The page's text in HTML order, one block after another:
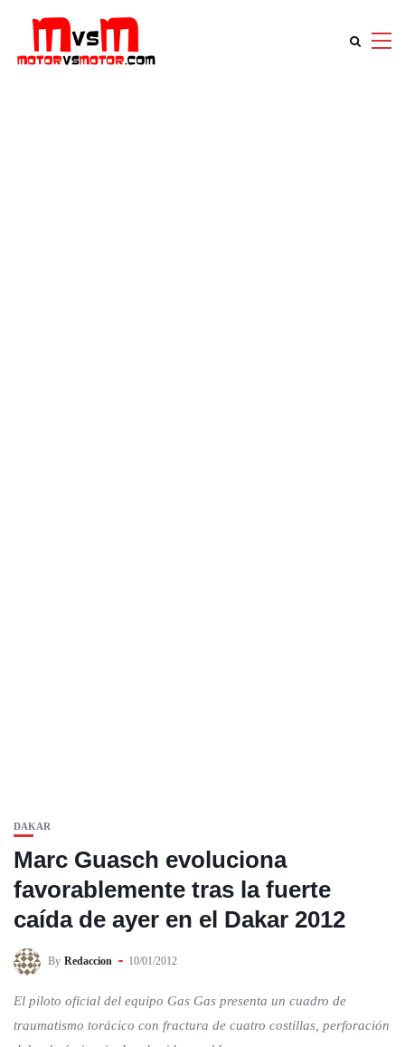
DAKAR
Marc Guasch evoluciona
favorablemente tras la fuerte
caída de ayer en el Dakar 2012
By Redaccion 10/01/2012
El piloto oficial del equipo Gas Gas presenta un cuadro de
traumatismo torácico con fractura de cuatro costillas, perforación